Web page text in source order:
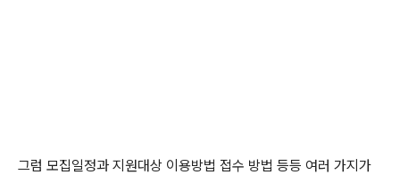
그럼 모집일정과 지원대상 이용방법 접수 방법 등등 여러 가지가